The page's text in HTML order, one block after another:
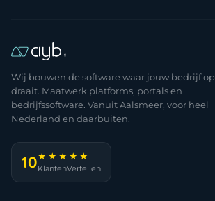
Wij bouwen de software waar jouw bedrijf op
draait. Maatwerk platforms, portals en
bedrijfssoftware. Vanuit Aalsmeer, voor heel
Nederland en daarbuiten.
10★★★★★
KlantenVertellen